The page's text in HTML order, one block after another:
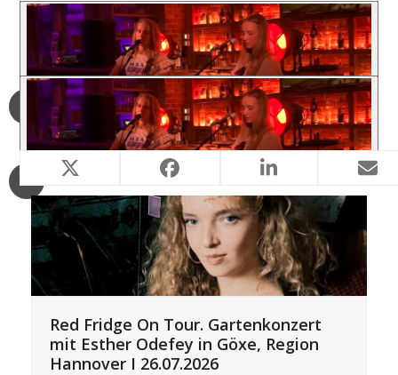
https://redfridge-linden.de/wp-
content/uploads/2024/10/IMG_2051.mov
https://redfridge-linden.de/wp-
content/uploads/2024/10/IMG_8629.mov
Ähnliche Projekte
Red Fridge On Tour. Gartenkonzert
mit Esther Odefey in Göxe, Region
Hannover I 26.07.2026